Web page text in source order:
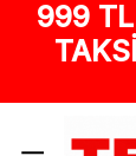
999 TL